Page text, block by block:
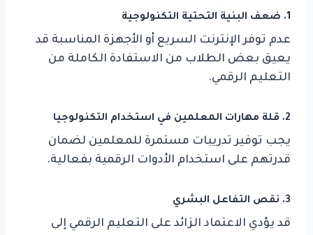
1. ضعف البنية التحتية التكنولوجية
عدم توفر الإنترنت السريع أو الأجهزة المناسبة قد
يعيق بعض الطلاب من الاستفادة الكاملة من
التعليم الرقمي.
2. قلة مهارات المعلمين في استخدام التكنولوجيا
يجب توفير تدريبات مستمرة للمعلمين لضمان
قدرتهم على استخدام الأدوات الرقمية بفعالية.
3. نقص التفاعل البشري
قد يؤدي الاعتماد الزائد على التعليم الرقمي إلى